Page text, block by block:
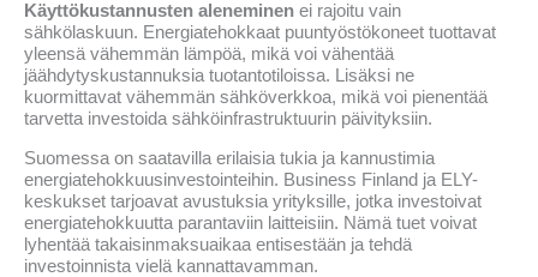
Käyttökustannusten aleneminen ei rajoitu vain
sähkölaskuun. Energiatehokkaat puuntyöstökoneet tuottavat
yleensä vähemmän lämpöä, mikä voi vähentää
jäähdytyskustannuksia tuotantotiloissa. Lisäksi ne
kuormittavat vähemmän sähköverkkoa, mikä voi pienentää
tarvetta investoida sähköinfrastruktuurin päivityksiin.
Suomessa on saatavilla erilaisia tukia ja kannustimia
energiatehokkuusinvestointeihin. Business Finland ja ELY-
keskukset tarjoavat avustuksia yrityksille, jotka investoivat
energiatehokkuutta parantaviin laitteisiin. Nämä tuet voivat
lyhentää takaisinmaksuaikaa entisestään ja tehdä
investoinnista vielä kannattavamman.